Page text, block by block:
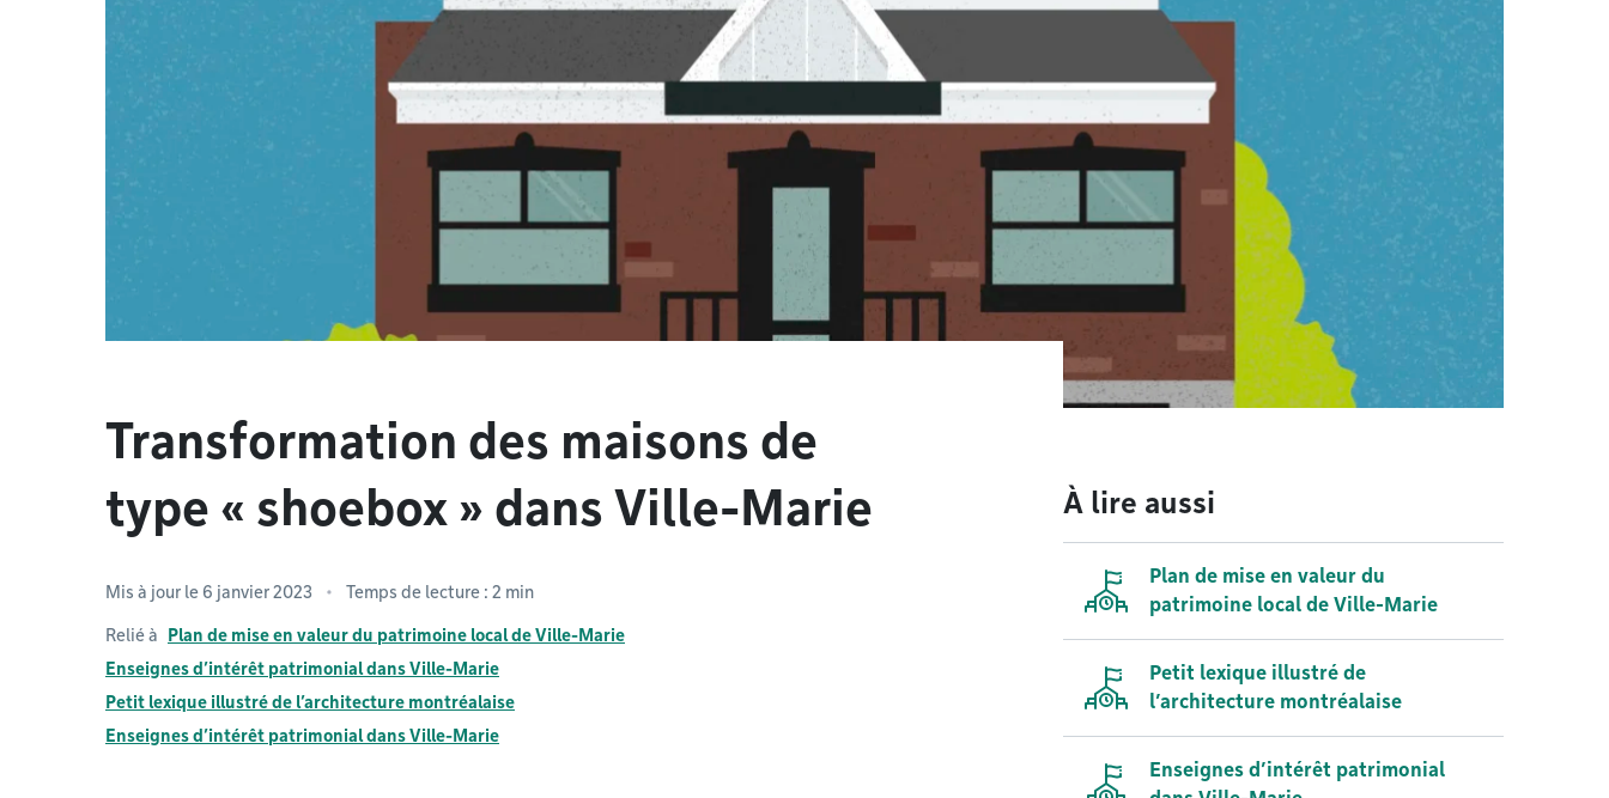
Transformation des maisons de
type « shoebox » dans Ville-Marie
Mis à jour le 6 janvier 2023 Temps de lecture : 2 min
Relié à
Plan de mise en valeur du patrimoine local de Ville-Marie
Enseignes d’intérêt patrimonial dans Ville-Marie
Petit lexique illustré de l’architecture montréalaise
Enseignes d’intérêt patrimonial dans Ville-Marie
À lire aussi
Plan de mise en valeur du
patrimoine local de Ville-Marie
Petit lexique illustré de
l’architecture montréalaise
Enseignes d’intérêt patrimonial